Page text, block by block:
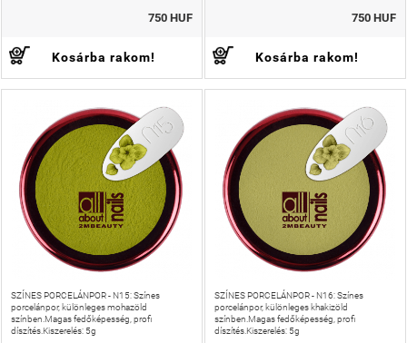
750 HUF
Kosárba rakom!
750 HUF
Kosárba rakom!
SZÍNES PORCELÁNPOR - N15: Színes
porcelánpor, különleges mohazöld
színben.Magas fedőképesség, profi
díszítés.Kiszerelés: 5g
SZÍNES PORCELÁNPOR - N16: Színes
porcelánpor, különleges khakizöld
színben.Magas fedőképesség, profi
díszítés.Kiszerelés: 5g